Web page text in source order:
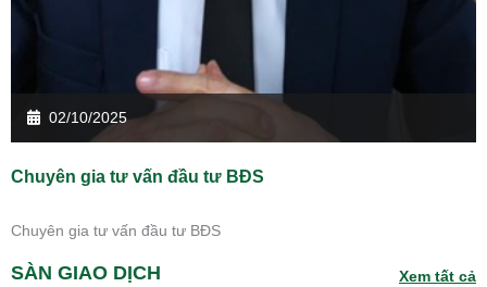
02/10/2025
Chuyên gia tư vấn đầu tư BĐS
Chuyên gia tư vấn đầu tư BĐS
SÀN GIAO DỊCH Xem tất cả